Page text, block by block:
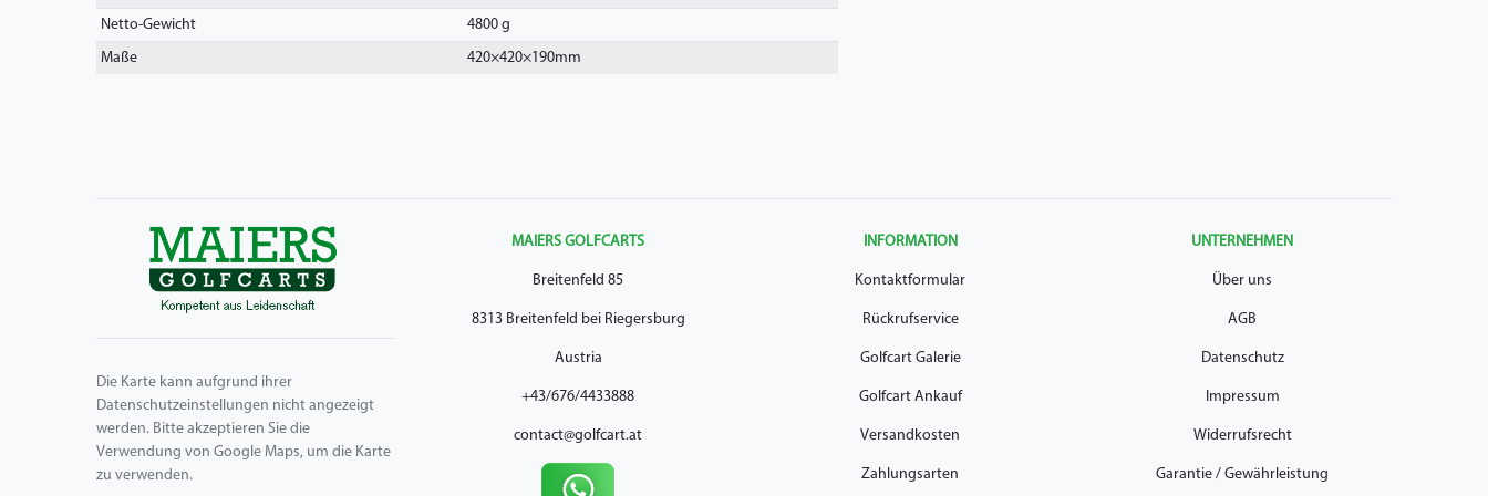
Netto-Gewicht
4800 g
Maße
420×420×190mm
Die Karte kann aufgrund ihrer
Datenschutzeinstellungen nicht angezeigt
werden. Bitte akzeptieren Sie die
Verwendung von Google Maps, um die Karte
zu verwenden.
MAIERS GOLFCARTS
Breitenfeld 85
8313 Breitenfeld bei Riegersburg
Austria
+43/676/4433888
contact@golfcart.at
INFORMATION
Kontaktformular
Rückrufservice
Golfcart Galerie
Golfcart Ankauf
Versandkosten
Zahlungsarten
UNTERNEHMEN
Über uns
AGB
Datenschutz
Impressum
Widerrufsrecht
Garantie / Gewährleistung